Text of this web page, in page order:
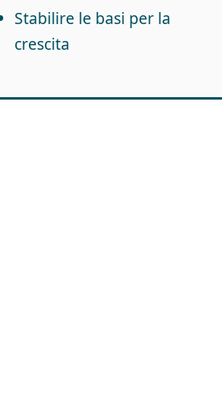
Stabilire le basi per la
crescita